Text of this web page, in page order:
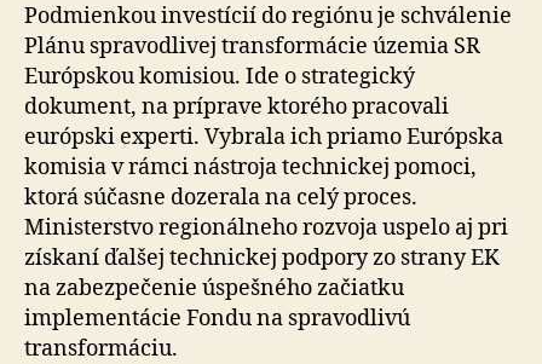
Podmienkou investícií do regiónu je schválenie
Plánu spravodlivej transformácie územia SR
Európskou komisiou. Ide o strategický
dokument, na príprave ktorého pracovali
európski experti. Vybrala ich priamo Európska
komisia v rámci nástroja technickej pomoci,
ktorá súčasne dozerala na celý proces.
Ministerstvo regionálneho rozvoja uspelo aj pri
získaní ďalšej technickej podpory zo strany EK
na zabezpečenie úspešného začiatku
implementácie Fondu na spravodlivú
transformáciu.